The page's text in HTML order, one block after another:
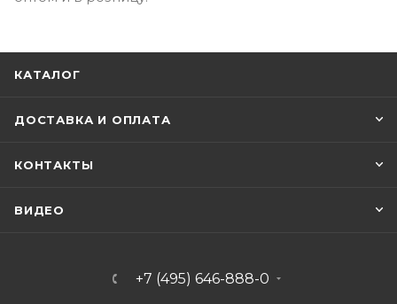
КАТАЛОГ
ДОСТАВКА И ОПЛАТА
КОНТАКТЫ
ВИДЕО
+7 (495) 646-888-0